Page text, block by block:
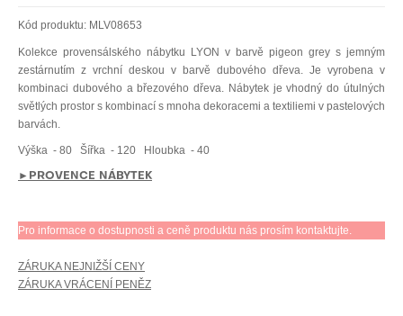
Kód produktu: MLV08653
Kolekce provensálského nábytku LYON v barvě pigeon grey s jemným
zestárnutím z vrchní deskou v barvě dubového dřeva. Je vyrobena v
kombinaci dubového a březového dřeva. Nábytek je vhodný do útulných
světlých prostor s kombinací s mnoha dekoracemi a textiliemi v pastelových
barvách.
Výška - 80 Šířka - 120 Hloubka - 40
►PROVENCE NÁBYTEK
Pro informace o dostupnosti a ceně produktu nás prosím kontaktujte.
ZÁRUKA NEJNIŽŠÍ CENY
ZÁRUKA VRÁCENÍ PENĚZ